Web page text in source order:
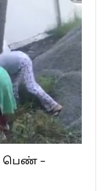
பெண் –